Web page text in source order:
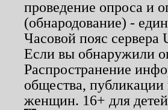
проведение опроса и
(обнародование) -
Часовой пояс
Если вы обнаружили
Распространение
общества,
женщин. 16+ для